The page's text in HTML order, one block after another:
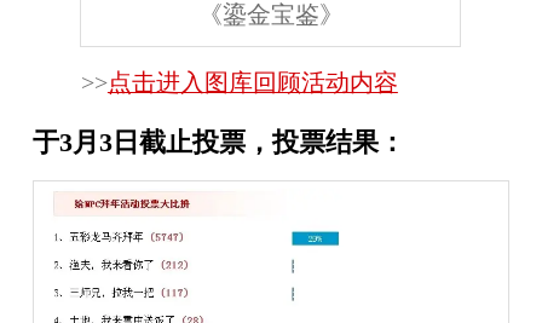
《鎏金宝鉴》
>>点击进入图库回顾活动内容
于3月3日截止投票，投票结果：